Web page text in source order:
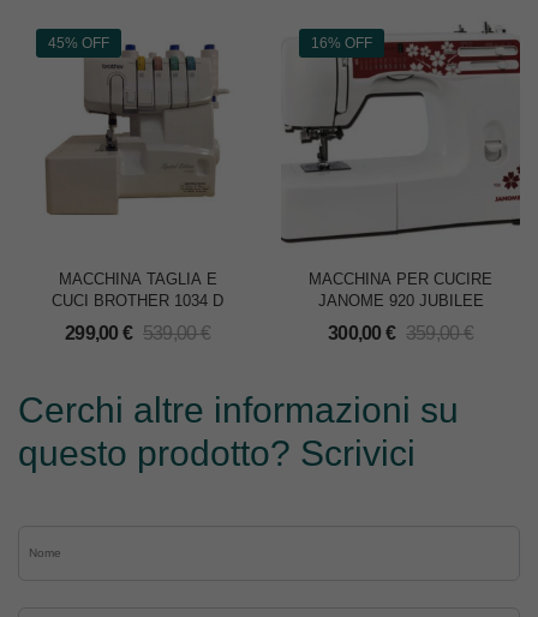
45% OFF
MACCHINA TAGLIA E
CUCI BROTHER 1034 D
299,00 € 539,00€
16% OFF
MACCHINA PER CUCIRE
JANOME 920 JUBILEE
300,00 € 359,00€
Cerchi altre informazioni su
questo prodotto? Scrivici